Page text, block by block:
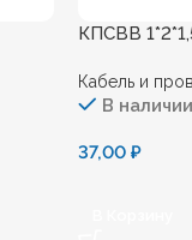
КПСВВ
Кабель и
В наличии
37,00 ₽